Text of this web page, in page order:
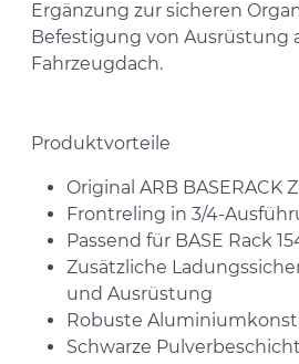
Ergänzung zur sicheren
Befestigung von Ausrüstung
Fahrzeugdach.
Produktvorteile
Original ARB BASERACK
Frontreling in 3/4-
Passend für BASE Rack
Zusätzliche
und Ausrüstung
Robuste
Schwarze